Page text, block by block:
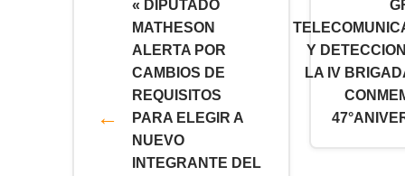
« DIPUTADO
MATHESON
ALERTA POR
CAMBIOS DE
REQUISITOS
PARA ELEGIR A
NUEVO
INTEGRANTE DEL
Y
LA IV